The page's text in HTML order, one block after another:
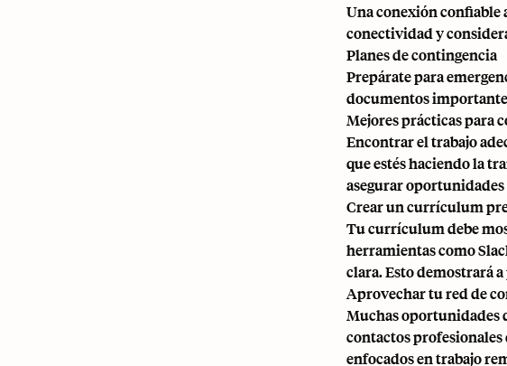
Una conexión confiable
conectividad y
Planes de contingencia
Prepárate para
documentos
Mejores prácticas para
Encontrar el trabajo
que estés haciendo la
asegurar
Crear un currículum
Tu currículum debe
herramientas como
clara. Esto demostrará
Aprovechar tu red de
Muchas oportunidades
contactos profesionales
enfocados en trabajo